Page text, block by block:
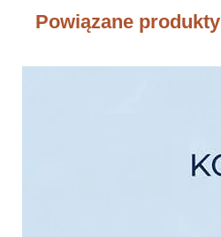
Powiązane produkty